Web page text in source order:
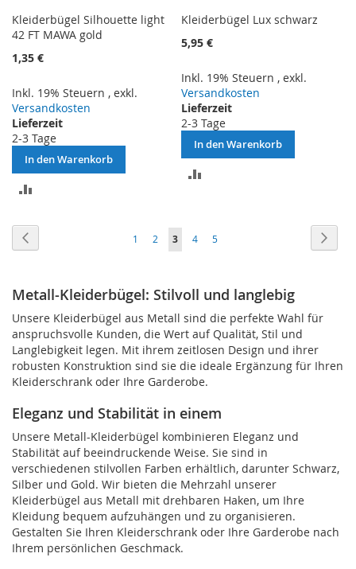
Kleiderbügel Silhouette light
42 FT MAWA gold
1,35 €
Inkl. 19% Steuern , exkl.
Versandkosten
Lieferzeit
2-3 Tage
In den Warenkorb
Kleiderbügel Lux schwarz
5,95 €
Inkl. 19% Steuern ,exkl.
Versandkosten
Lieferzeit
2-3 Tage
In den Warenkorb
Seite
Seite
1 Seite
2
Sie
gerade
3 Seite
4 Seite
5
Metall-Kleiderbügel: Stilvoll und langlebig
Unsere Kleiderbügel aus Metall sind die perfekte Wahl für
anspruchsvolle Kunden, die Wert auf Qualität, Stil und
Langlebigkeit legen. Mit ihrem zeitlosen Design und ihrer
robusten Konstruktion sind sie die ideale Ergänzung für Ihren
Kleiderschrank oder Ihre Garderobe.
Eleganz und Stabilität in einem
Unsere Metall-Kleiderbügel kombinieren Eleganz und
Stabilität auf beeindruckende Weise. Sie sind in
verschiedenen stilvollen Farben erhältlich, darunter Schwarz,
Silber und Gold. Wir bieten die Mehrzahl unserer
Kleiderbügel aus Metall mit drehbaren Haken, um Ihre
Kleidung bequem aufzuhängen und zu organisieren.
Gestalten Sie Ihren Kleiderschrank oder Ihre Garderobe nach
Ihrem persönlichen Geschmack.